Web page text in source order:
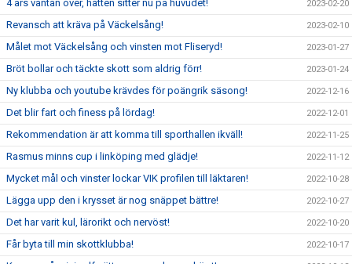
4 års väntan över, hatten sitter nu på huvudet! 2023-02-20
Revansch att kräva på Väckelsång! 2023-02-10
Målet mot Väckelsång och vinsten mot Fliseryd! 2023-01-27
Bröt bollar och täckte skott som aldrig förr! 2023-01-24
Ny klubba och youtube krävdes för poängrik säsong! 2022-12-16
Det blir fart och finess på lördag! 2022-12-01
Rekommendation är att komma till sporthallen ikväll! 2022-11-25
Rasmus minns cup i linköping med glädje! 2022-11-12
Mycket mål och vinster lockar VIK profilen till läktaren! 2022-10-28
Lägga upp den i krysset är nog snäppet bättre! 2022-10-27
Det har varit kul, lärorikt och nervöst! 2022-10-20
Får byta till min skottklubba! 2022-10-17